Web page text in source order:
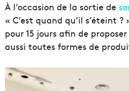
À l’occasion de la sortie de
« C’est quand qu’il s’éteint
pour 15 jours afin de
aussi toutes formes de